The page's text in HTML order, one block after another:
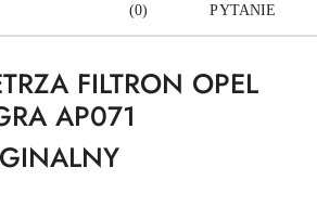
(0)
PYTANIE
FILTRON OPEL
AP071